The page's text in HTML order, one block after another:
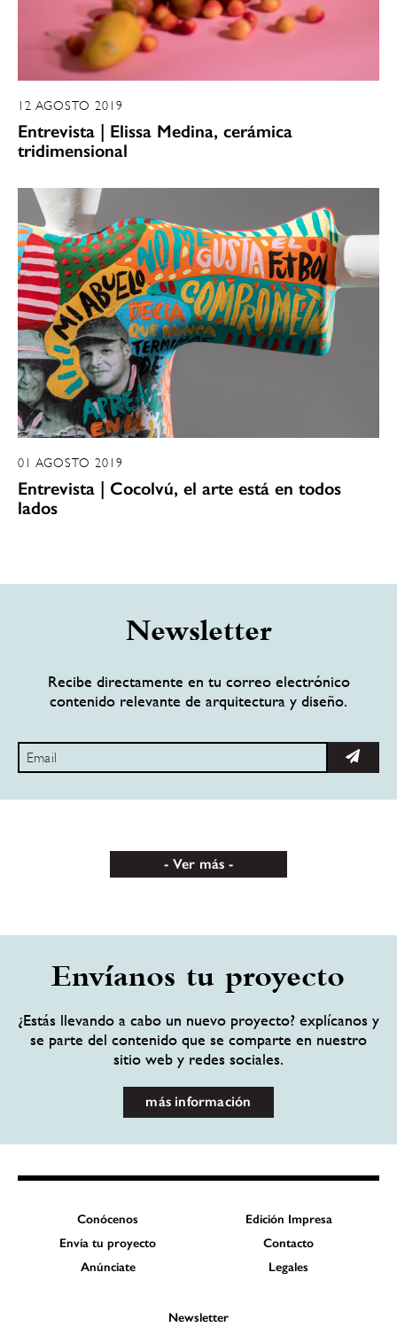
12 AGOSTO 2019
Entrevista | Elissa Medina, cerámica
tridimensional
01 AGOSTO 2019
Entrevista | Cocolvú, el arte está en todos
lados
Newsletter
Recibe directamente en tu correo electrónico
contenido relevante de arquitectura y diseño.
Ver más
Envíanos tu proyecto
¿Estás llevando a cabo un nuevo proyecto? explícanos y
se parte del contenido que se comparte en nuestro
sitio web y redes sociales.
más información
Conócenos
Edición Impresa
Envía tu proyecto
Contacto
Anúnciate
Legales
Newsletter